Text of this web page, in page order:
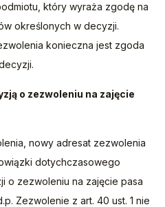
który wyraża zgodę na
określonych w decyzji.
konieczna jest zgoda
o zezwoleniu na zajęcie
nowy adresat zezwolenia
dotychczasowego
o zezwoleniu na zajęcie pasa
Zezwolenie z art. 40 ust. 1 nie